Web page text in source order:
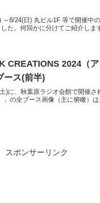
～8/24(日) 丸ビル1F 等で開催中
た。何回かに分けてご紹介しま
CREATIONS 2024（
ース(前半)
)に、秋葉原ラジオ会館で開催
」の全ブース画像（主に俯瞰）
スポンサーリンク